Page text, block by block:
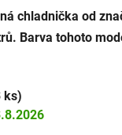
chladnička od
Barva tohoto
ks)